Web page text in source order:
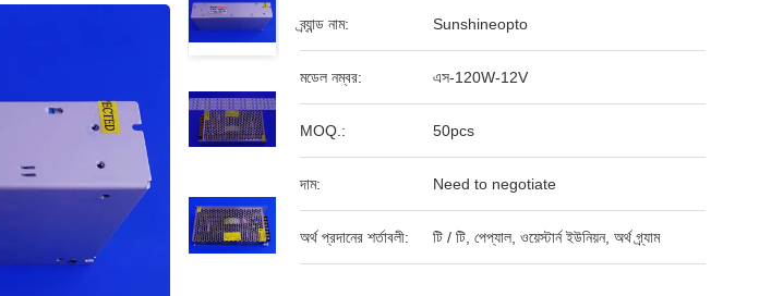
ব্র্যান্ড নাম: Sunshineopto
মডেল নম্বর: এস-120W-12V
MOQ.: 50pcs
দাম: Need to negotiate
অর্থ প্রদানের শর্তাবলী: টি / টি, পেপ্যাল, ওয়েস্টার্ন ইউনিয়ন, অর্থ গ্র্যাম